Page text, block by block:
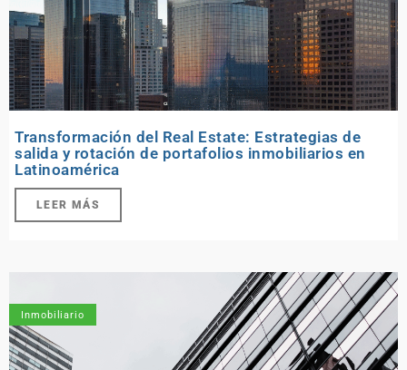
Transformación del Real Estate: Estrategias de
salida y rotación de portafolios inmobiliarios en
Latinoamérica
LEER MÁS
Inmobiliario